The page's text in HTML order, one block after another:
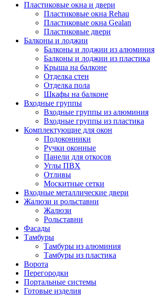
Пластиковые окна и двери
Пластиковые окна Rehau
Пластиковые окна Gealan
Пластиковые двери
Балконы и лоджии
Балконы и лоджии из алюминия
Балконы и лоджии из пластика
Крыша на балконе
Отделка стен
Отделка пола
Шкафы на балконе
Входные группы
Входные группы из алюминия
Входные группы из пластика
Комплектующие для окон
Подоконники
Ручки оконные
Панели для откосов
Углы ПВХ
Отливы
Москитные сетки
Входные металлические двери
Жалюзи и рольставни
Жалюзи
Рольставни
Фасады
Тамбуры
Тамбуры из алюминия
Тамбуры из пластика
Ворота
Перегородки
Портальные системы
Готовые изделия